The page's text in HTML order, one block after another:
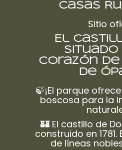
Casas
Sitio
El
situado
corazón
de
🍃¡El parque
boscosa para la
🏰 El castillo de
construido en 1781.
de líneas